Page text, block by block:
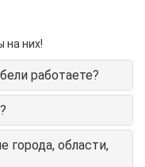
на них!
работаете?
города, области,